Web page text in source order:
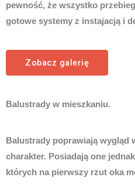
pewność, że wszystko
gotowe systemy z instajacją i
Zobacz galerię
Balustrady w mieszkaniu.
Balustrady poprawiają wygląd
charakter. Posiadają one
których na pierwszy rzut oka